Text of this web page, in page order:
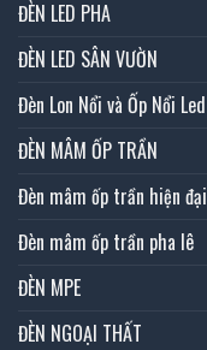
ĐÈN LED PHA
ĐÈN LED SÂN VƯỜN
Đèn Lon Nổi và Ốp Nổi Led
ĐÈN MÂM ỐP TRẦN
Đèn mâm ốp trần hiện đại
Đèn mâm ốp trần pha lê
ĐÈN MPE
ĐÈN NGOẠI THẤT